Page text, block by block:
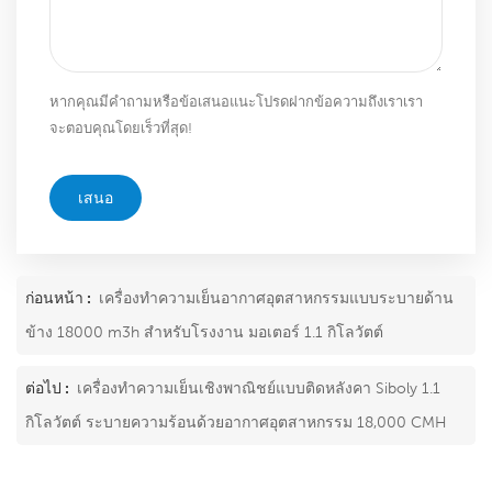
หากคุณมีคำถามหรือข้อเสนอแนะโปรดฝากข้อความถึงเราเรา
จะตอบคุณโดยเร็วที่สุด!
เสนอ
ก่อนหน้า : เครื่องทำความเย็นอากาศอุตสาหกรรมแบบระบายด้าน
ข้าง 18000 m3h สำหรับโรงงาน มอเตอร์ 1.1 กิโลวัตต์
ต่อไป : เครื่องทำความเย็นเชิงพาณิชย์แบบติดหลังคา Siboly 1.1
กิโลวัตต์ ระบายความร้อนด้วยอากาศอุตสาหกรรม 18,000 CMH